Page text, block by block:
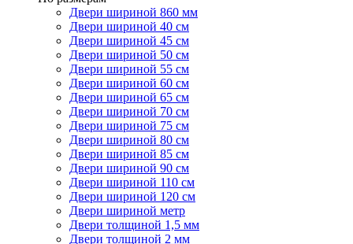
Двери шириной 860 мм
Двери шириной 40 см
Двери шириной 45 см
Двери шириной 50 см
Двери шириной 55 см
Двери шириной 60 см
Двери шириной 65 см
Двери шириной 70 см
Двери шириной 75 см
Двери шириной 80 см
Двери шириной 85 см
Двери шириной 90 см
Двери шириной 110 см
Двери шириной 120 см
Двери шириной метр
Двери толщиной 1,5 мм
Двери толщиной 2 мм